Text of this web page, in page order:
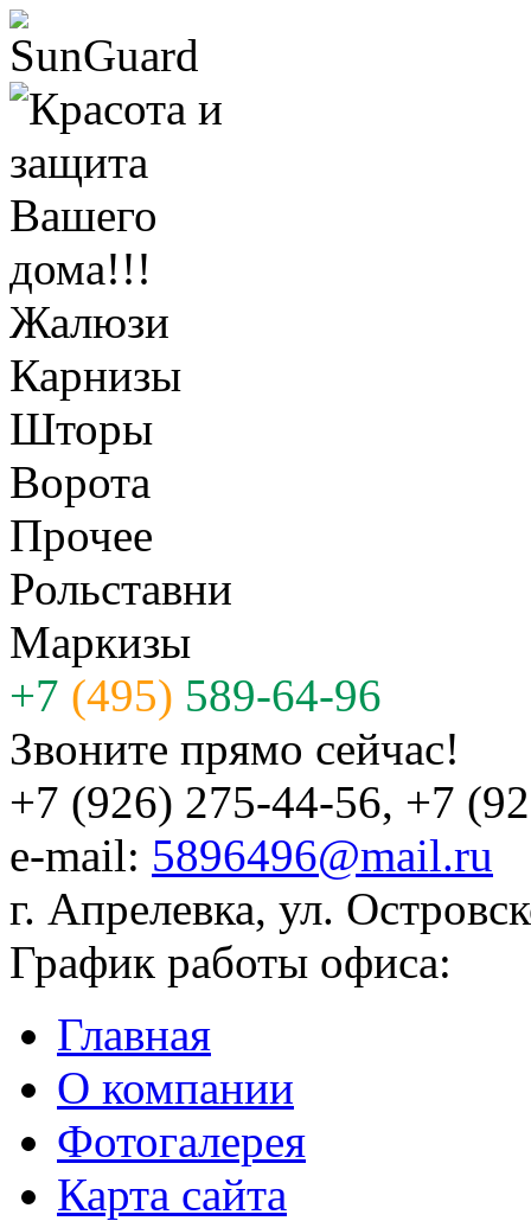
Жалюзи
Карнизы
Шторы
Ворота
Прочее
Рольставни
Маркизы
+7 (495) 589-64-96
Звоните прямо сейчас!
+7 (926) 275-44-56, +7
e-mail: 5896496@mail.ru
г. Апрелевка, ул.
График работы офиса:
Главная
О компании
Фотогалерея
Карта сайта